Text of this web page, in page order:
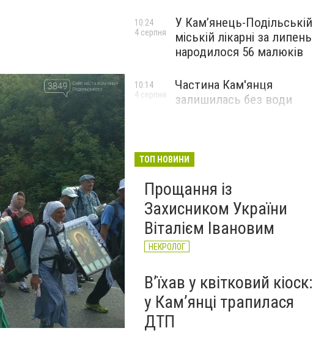
У Кам’янець-Подільській
міській лікарні за липень
народилося 56 малюків
10:24
4 серпня
Частина Кам'янця
залишилась без води
10:14
4 серпня
ТОП НОВИНИ
Прощання із
Захисником України
Віталієм Івановим
НЕКРОЛОГ
Вʼїхав у квітковий кіоск:
у Камʼянці трапилася
ДТП